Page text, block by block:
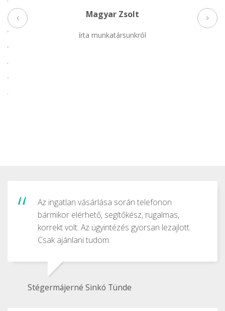
Magyar Zsolt
írta munkatársunkról
Az ingatlan vásárlása során telefonon
bármikor elérhető, segítőkész, rugalmas,
korrekt volt. Az ügyintézés gyorsan lezajlott.
Csak ajánlani tudom.
Stégermájerné Sinkó Tünde